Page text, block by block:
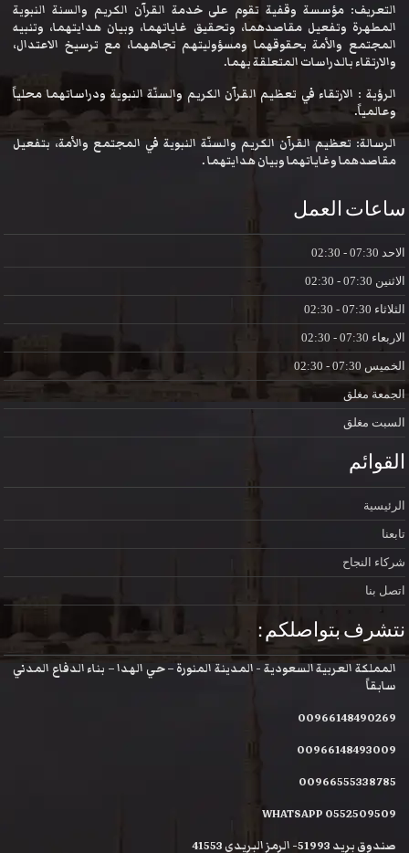
التعريف: مؤسسة وقفية تقوم على خدمة القرآن الكريم والسنة النبوية
المطهرة وتفعيل مقاصدهما، وتحقيق غاياتهما، وبيان هدايتهما، وتنبيه
المجتمع والأمة بحقوقهما ومسؤوليتهم تجاههما، مع ترسيخ الاعتدال،
والارتقاء بالدراسات المتعلقة بهما.
الرؤية : الارتقاء في تعظيم القرآن الكريم والسنّة النبوية ودراساتهما محلياً
وعالمياً.
الرسالة: تعظيم القرآن الكريم والسنّة النبوية في المجتمع والأمة، بتفعيل
مقاصدهما وغاياتهما وبيان هدايتهما .
ساعات العمل
الاحد
الاثنين
الثلاثاء
الاربعاء
الخميس
الجمعة مغلق
السبت مغلق
القوائم
الرئيسية
تابعنا
شركاء النجاح
اتصل بنا
نتشرف بتواصلكم :
المملكة العربية السعودية - المدينة المنورة – حي الهدا – بناء الدفاع المدني
سابقاً
00966148490269
00966148493009
00966555338785
WHATSAPP 0552509509
صندوق بريد 51993- الرمز البريدي 41553